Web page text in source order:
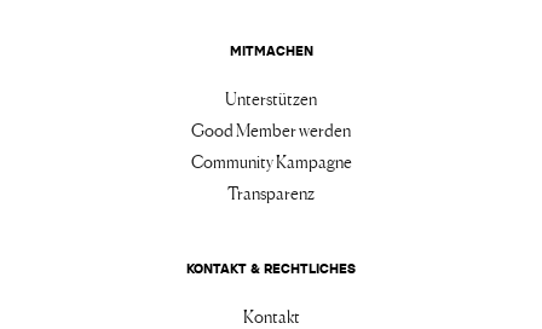
MITMACHEN
Unterstützen
Good Member werden
Community Kampagne
Transparenz
KONTAKT & RECHTLICHES
Kontakt